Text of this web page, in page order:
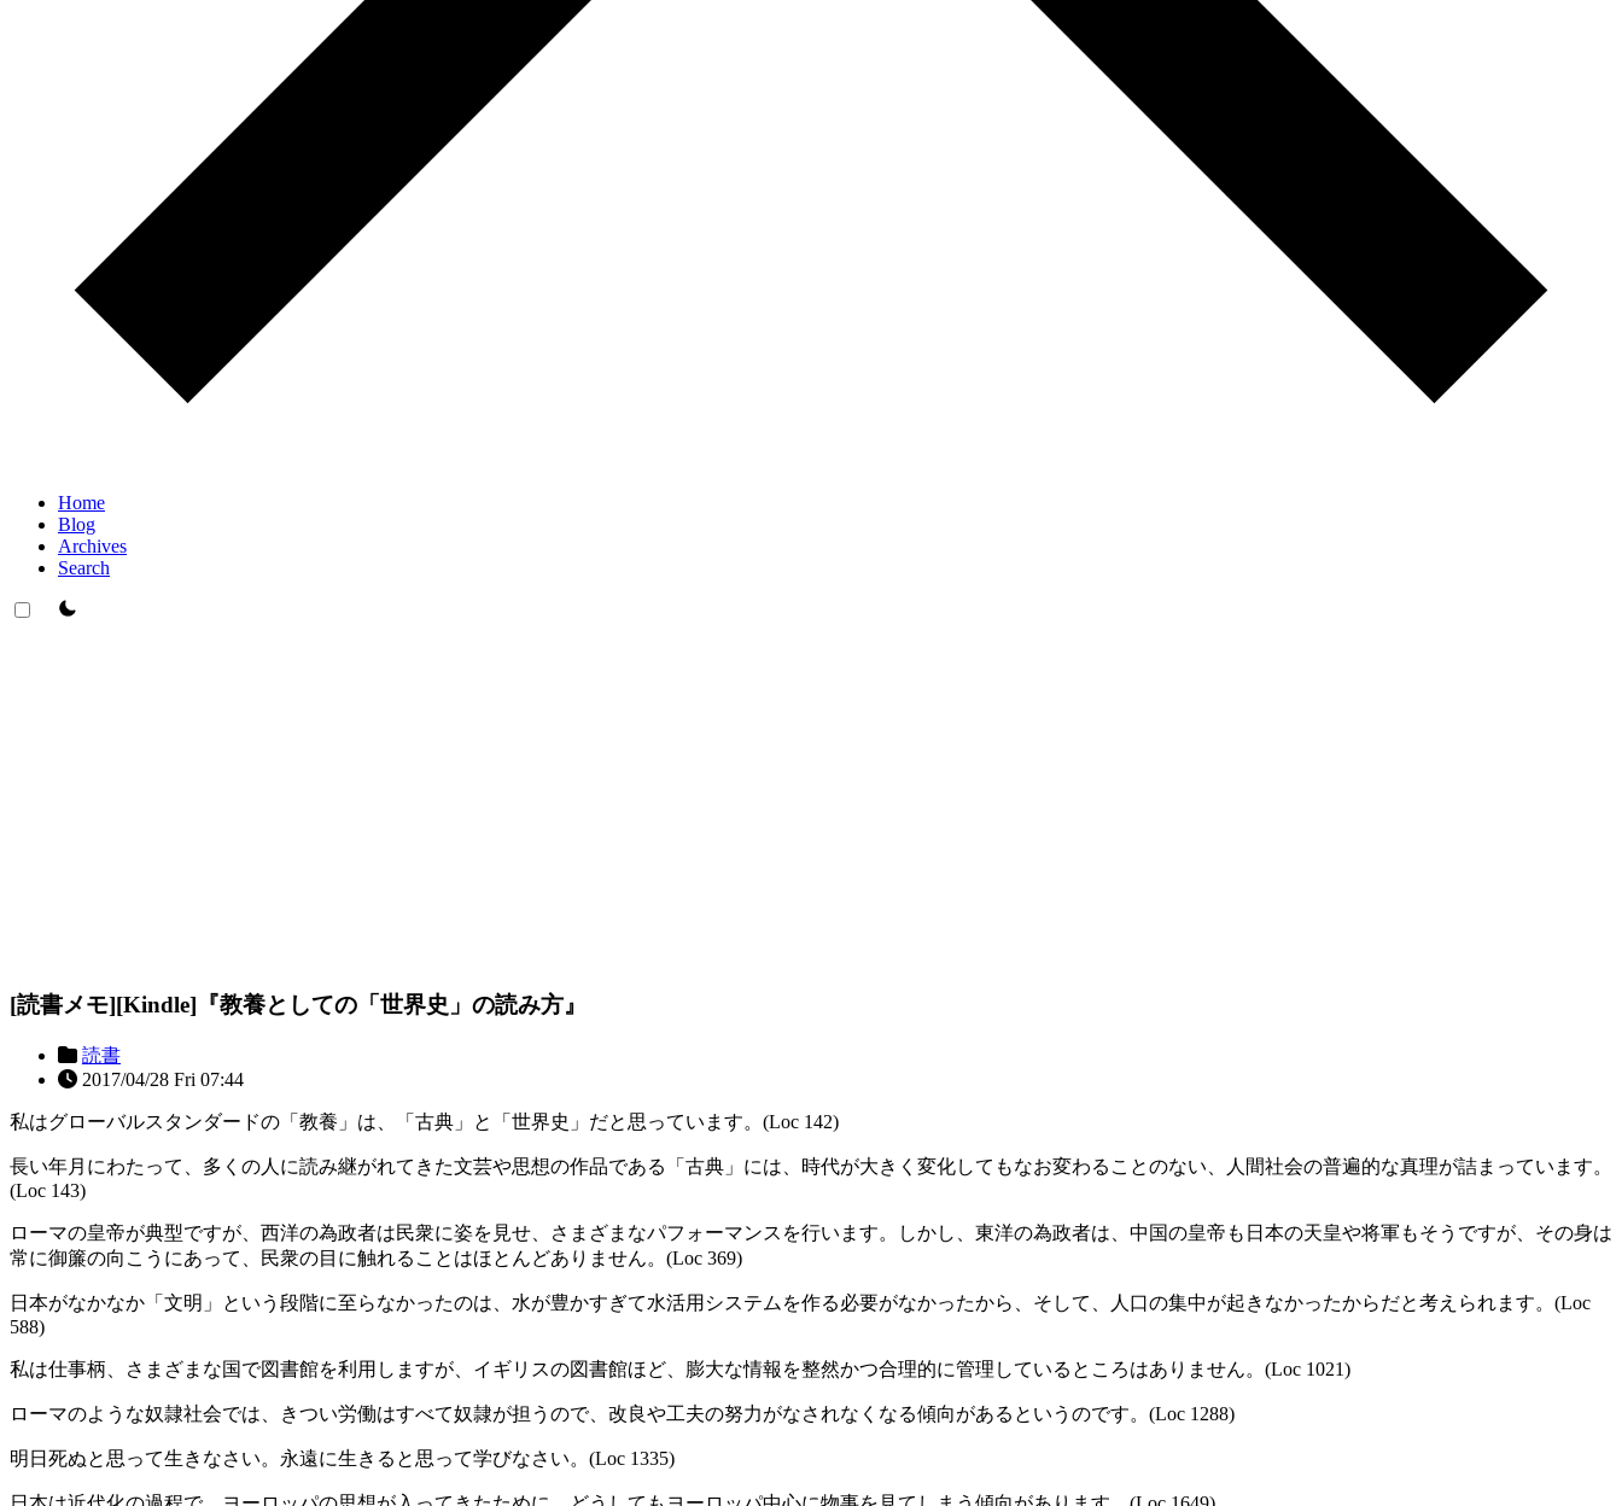
Home
Blog
Archives
Search
theme switcher
[読書メモ][Kindle]『教養としての「世界史」の読み方』
読書
2017/04/28 Fri 07:44
私はグローバルスタンダードの「教養」は、「古典」と「世界史」だと思っています。(Loc 142)
長い年月にわたって、多くの人に読み継がれてきた文芸や思想の作品である「古典」には、時代が大きく変化してもなお変わることのない、人間社会の普遍的な真理が詰まっています。
(Loc 143)
ローマの皇帝が典型ですが、西洋の為政者は民衆に姿を見せ、さまざまなパフォーマンスを行います。しかし、東洋の為政者は、中国の皇帝も日本の天皇や将軍もそうですが、その身は
常に御簾の向こうにあって、民衆の目に触れることはほとんどありません。(Loc 369)
日本がなかなか「文明」という段階に至らなかったのは、水が豊かすぎて水活用システムを作る必要がなかったから、そして、人口の集中が起きなかったからだと考えられます。(Loc
588)
私は仕事柄、さまざまな国で図書館を利用しますが、イギリスの図書館ほど、膨大な情報を整然かつ合理的に管理しているところはありません。(Loc 1021)
ローマのような奴隷社会では、きつい労働はすべて奴隷が担うので、改良や工夫の努力がなされなくなる傾向があるというのです。(Loc 1288)
明日死ぬと思って生きなさい。永遠に生きると思って学びなさい。(Loc 1335)